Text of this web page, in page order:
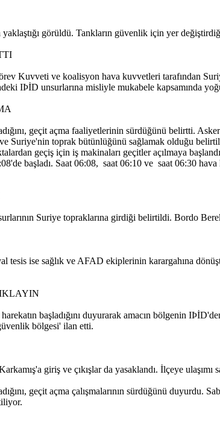
yaklaştığı görüldü. Tankların güvenlik için yer
Kuvveti ve koalisyon hava kuvvetleri tarafından
IÞİD unsurlarına misliyle mukabele kapsamında
geçit açma faaliyetlerinin sürdüğünü belirtti.
Suriye'nin toprak bütünlüğünü sağlamak olduğu
geçiş için iş makinaları geçitler açılmaya
başladı. Saat 06:08, saat 06:10 ve saat 06:30
Suriye topraklarına girdiği belirtildi. Bordo
tesis ise sağlık ve AFAD ekiplerinin karargahına
başladığını duyurarak amacın bölgenin
bölgesi' ilan etti.
giriş ve çıkışlar da yasaklandı. İlçeye
geçit açma çalışmalarının sürdüğünü duyurdu.